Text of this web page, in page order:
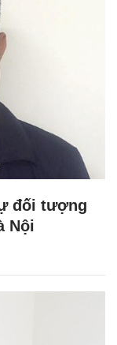
đối tượng
Nội